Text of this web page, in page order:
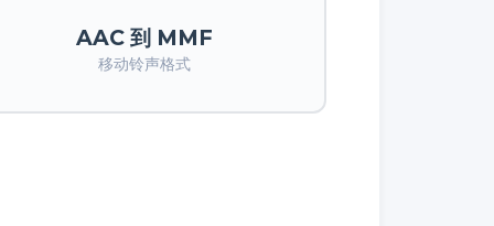
AAC 到 MMF
移动铃声格式